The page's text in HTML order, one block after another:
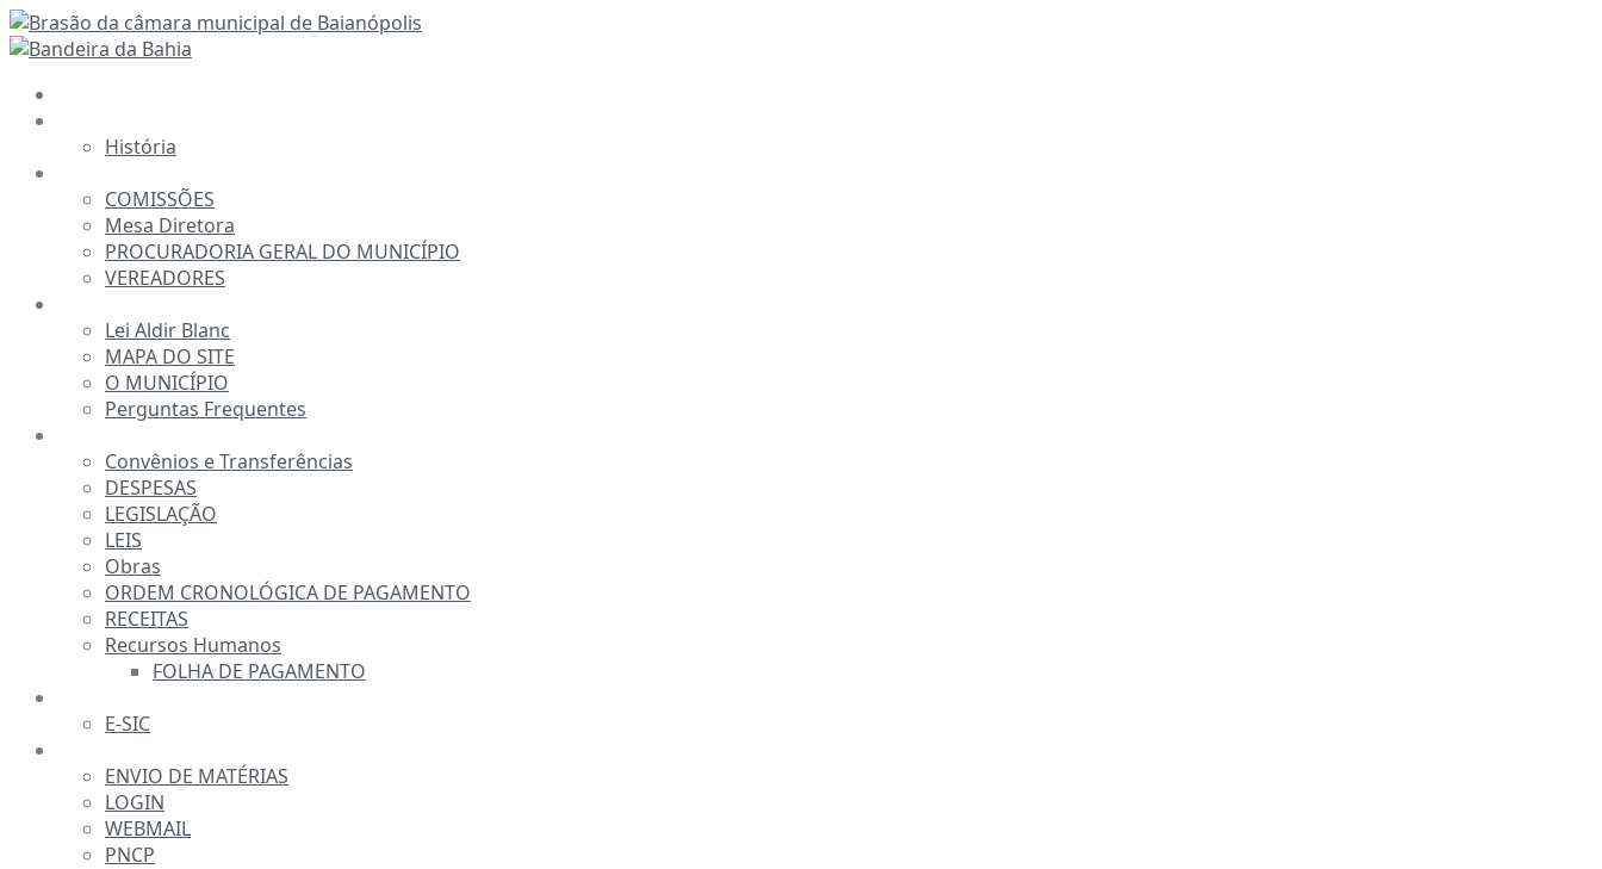
Ir
para
conteúdo
História
COMISSÕES
Mesa Diretora
PROCURADORIA GERAL DO MUNICÍPIO
VEREADORES
Lei Aldir Blanc
MAPA DO SITE
O MUNICÍPIO
Perguntas Frequentes
Convênios e Transferências
DESPESAS
LEGISLAÇÃO
LEIS
Obras
ORDEM CRONOLÓGICA DE PAGAMENTO
RECEITAS
Recursos Humanos
FOLHA DE PAGAMENTO
E-SIC
ENVIO DE MATÉRIAS
LOGIN
WEBMAIL
PNCP